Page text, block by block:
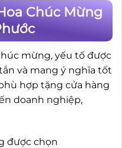
Chúc Mừng
mừng, yếu tố được
và mang ý nghĩa tốt
hợp tặng cửa hàng
doanh nghiệp,
được chọn